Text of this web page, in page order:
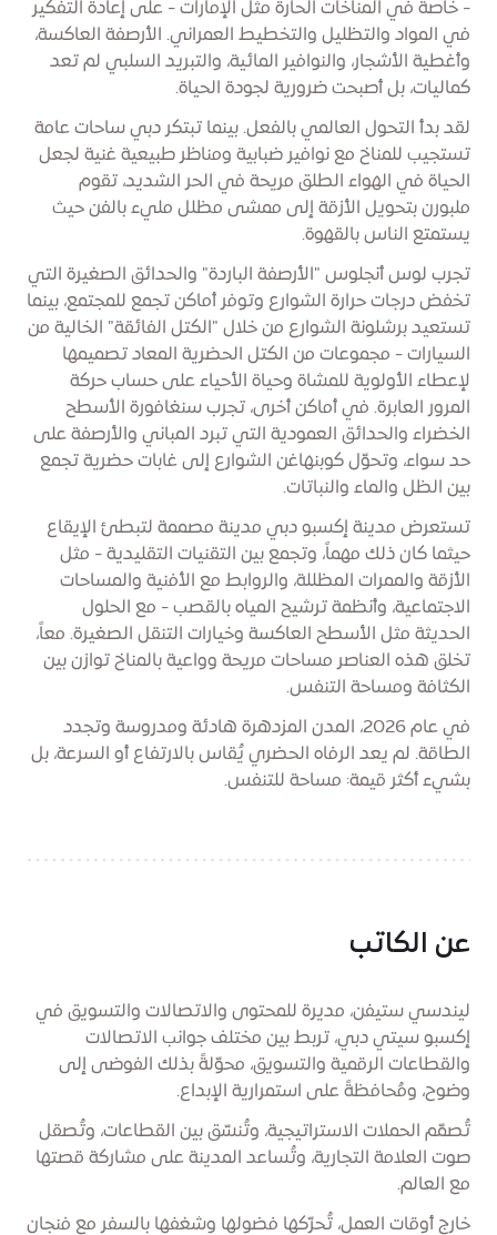
- خاصة في المناخات الحارة مثل الإمارات - على إعادة التفكير
في المواد والتظليل والتخطيط العمراني. الأرصفة العاكسة،
وأغطية الأشجار، والنوافير المائية، والتبريد السلبي لم تعد
كماليات، بل أصبحت ضرورية لجودة الحياة.
لقد بدأ التحول العالمي بالفعل. بينما تبتكر دبي ساحات عامة
تستجيب للمناخ مع نوافير ضبابية ومناظر طبيعية غنية لجعل
الحياة في الهواء الطلق مريحة في الحر الشديد، تقوم
ملبورن بتحويل الأزقة إلى ممشى مظلل مليء بالفن حيث
يستمتع الناس بالقهوة.
تجرب لوس أنجلوس "الأرصفة الباردة" والحدائق الصغيرة التي
تخفض درجات حرارة الشوارع وتوفر أماكن تجمع للمجتمع، بينما
تستعيد برشلونة الشوارع من خلال "الكتل الفائقة" الخالية من
السيارات - مجموعات من الكتل الحضرية المعاد تصميمها
لإعطاء الأولوية للمشاة وحياة الأحياء على حساب حركة
المرور العابرة. في أماكن أخرى، تجرب سنغافورة الأسطح
الخضراء والحدائق العمودية التي تبرد المباني والأرصفة على
حد سواء، وتحوّل كوبنهاغن الشوارع إلى غابات حضرية تجمع
بين الظل والماء والنباتات.
تستعرض مدينة إكسبو دبي مدينة مصممة لتبطئ الإيقاع
حيثما كان ذلك مهماً، وتجمع بين التقنيات التقليدية - مثل
الأزقة والممرات المظللة، والروابط مع الأفنية والمساحات
الاجتماعية، وأنظمة ترشيح المياه بالقصب - مع الحلول
الحديثة مثل الأسطح العاكسة وخيارات التنقل الصغيرة. معاً،
تخلق هذه العناصر مساحات مريحة وواعية بالمناخ توازن بين
الكثافة ومساحة التنفس.
في عام 2026، المدن المزدهرة هادئة ومدروسة وتجدد
الطاقة. لم يعد الرفاه الحضري يُقاس بالارتفاع أو السرعة، بل
بشيء أكثر قيمة: مساحة للتنفس.
عن الكاتب
ليندسي ستيفن، مديرة للمحتوى والاتصالات والتسويق في
إكسبو سيتي دبي، تربط بين مختلف جوانب الاتصالات
والقطاعات الرقمية والتسويق، محوّلةً بذلك الفوضى إلى
وضوح، ومُحافظةً على استمرارية الإبداع.
تُصمّم الحملات الاستراتيجية، وتُنسّق بين القطاعات، وتُصقل
صوت العلامة التجارية، وتُساعد المدينة على مشاركة قصتها
مع العالم.
خارج أوقات العمل، تُحرّكها فضولها وشغفها بالسفر مع فنجان